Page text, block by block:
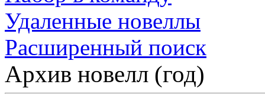
Удаленные новеллы
Расширенный поиск
Архив новелл (год)